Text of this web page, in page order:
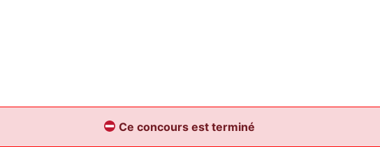
Ce concours est terminé